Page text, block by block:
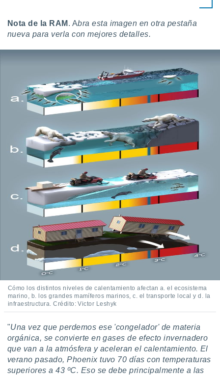
Nota de la RAM . Abra esta imagen en otra pestaña
nueva para verla con mejores detalles.
Cómo los distintos niveles de calentamiento afectan a. el ecosistema
marino, b. los grandes mamíferos marinos, c. el transporte local y d. la
infraestructura. Crédito: Victor Leshyk
"Una vez que perdemos ese 'congelador' de materia
orgánica, se convierte en gases de efecto invernadero
que van a la atmósfera y aceleran el calentamiento. El
verano pasado, Phoenix tuvo 70 días con temperaturas
superiores a 43 ºC. Eso se debe principalmente a las